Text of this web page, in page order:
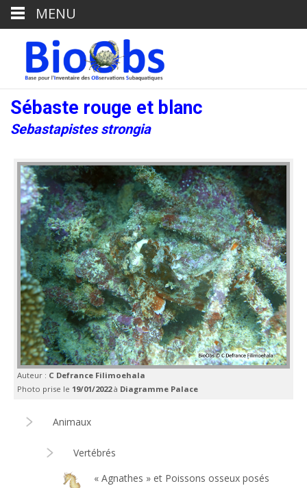
Sébaste rouge et blanc
Sebastapistes strongia
Auteur : C Defrance Filimoehala
Photo prise le 19/01/2022à Diagramme Palace
Animaux
Vertébrés
« Agnathes » et Poissons osseux posés
MENU